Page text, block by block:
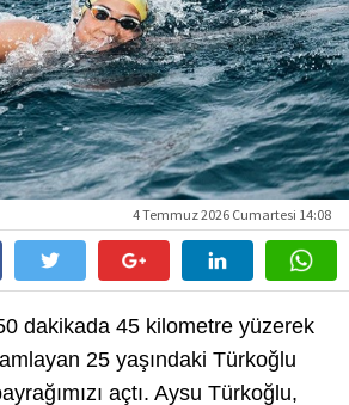
4 Temmuz 2026 Cumartesi 14:08
dakikada 45 kilometre yüzerek
25 yaşındaki Türkoğlu
açtı. Aysu Türkoğlu,